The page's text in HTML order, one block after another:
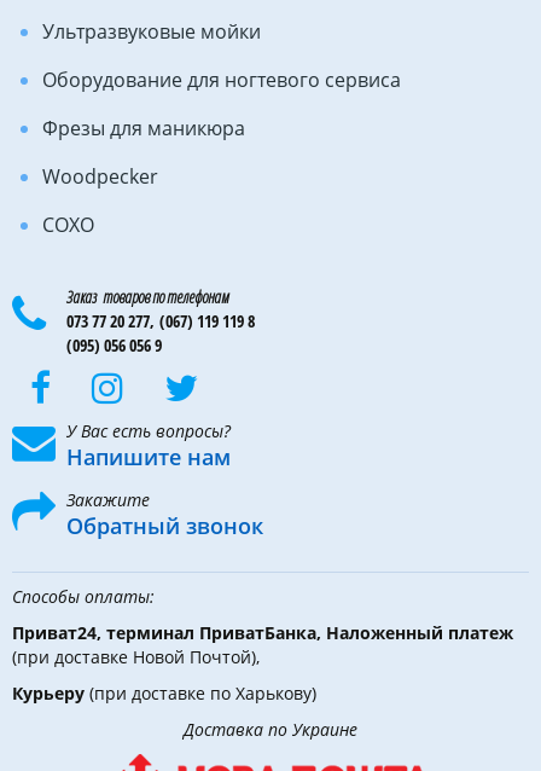
Ультразвуковые мойки
Оборудование для ногтевого сервиса
Фрезы для маникюра
Woodpecker
COXO
Заказ товаров по телефонам
073 77 20 277, (067) 119 119 8
(095) 056 056 9
У Вас есть вопросы?
Напишите нам
Закажите
Обратный звонок
Способы оплаты:
Приват24, терминал ПриватБанка, Наложенный платеж
(при доставке Новой Почтой),
Курьеру (при доставке по Харькову)
Доставка по Украине